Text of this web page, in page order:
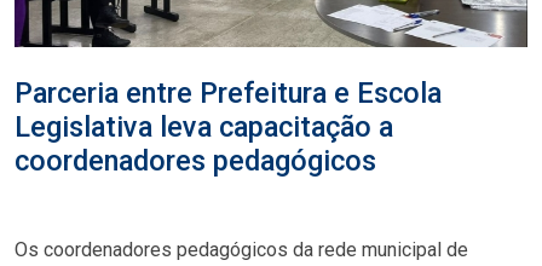
Parceria entre Prefeitura e Escola
Legislativa leva capacitação a
coordenadores pedagógicos
Os coordenadores pedagógicos da rede municipal de